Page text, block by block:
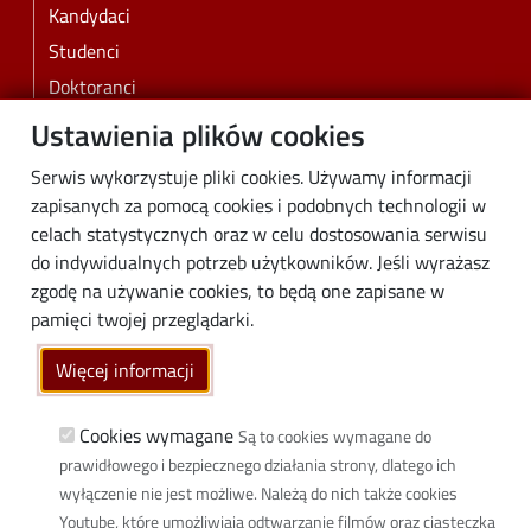
Ustawienia plików cookies
Serwis wykorzystuje pliki cookies. Używamy informacji
zapisanych za pomocą cookies i podobnych technologii w
celach statystycznych oraz w celu dostosowania serwisu
do indywidualnych potrzeb użytkowników. Jeśli wyrażasz
zgodę na używanie cookies, to będą one zapisane w
pamięci twojej przeglądarki.
Więcej informacji
Cookies wymagane Są to cookies wymagane do
prawidłowego i bezpiecznego działania strony, dlatego ich
wyłączenie nie jest możliwe. Należą do nich także cookies
Youtube, które umożliwiają odtwarzanie filmów oraz ciasteczka
Kandydaci
Studenci
Doktoranci
Pracownicy
Biznes
Media
Społeczność lokalna
Linki
Wikamp
Poczta elektroniczna
Biblioteka PŁ
Dyscypliny naukowe w PŁ
Inicjatywa Doskonałości Uczelnia Badawcza